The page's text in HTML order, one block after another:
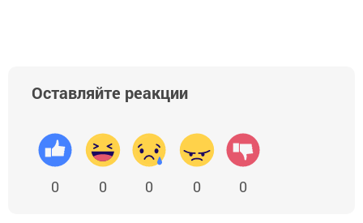
Оставляйте реакции
0 0 0 0 0